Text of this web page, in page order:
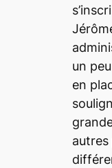
un
en
autres